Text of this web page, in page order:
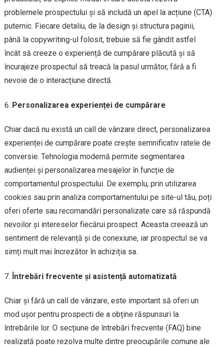
problemele prospectului și să includă un apel la acțiune (CTA)
puternic. Fiecare detaliu, de la design și structura paginii,
până la copywriting-ul folosit, trebuie să fie gândit astfel
încât să creeze o experiență de cumpărare plăcută și să
încurajeze prospectul să treacă la pasul următor, fără a fi
nevoie de o interacțiune directă.
Personalizarea experienței de cumpărare
Chiar dacă nu există un call de vânzare direct, personalizarea
experienței de cumpărare poate crește semnificativ ratele de
conversie. Tehnologia modernă permite segmentarea
audienței și personalizarea mesajelor în funcție de
comportamentul prospectului. De exemplu, prin utilizarea
cookies sau prin analiza comportamentului pe site-ul tău, poți
oferi oferte sau recomandări personalizate care să răspundă
nevoilor și intereselor fiecărui prospect. Aceasta creează un
sentiment de relevanță și de conexiune, iar prospectul se va
simți mult mai încrezător în achiziția sa.
Întrebări frecvente și asistență automatizată
Chiar și fără un call de vânzare, este important să oferi un
mod ușor pentru prospecti de a obține răspunsuri la
întrebările lor. O secțiune de întrebări frecvente (FAQ) bine
realizată poate rezolva multe dintre preocupările comune ale